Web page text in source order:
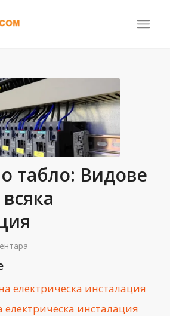
табло: Видове
електрическа инсталация
електрическа инсталация